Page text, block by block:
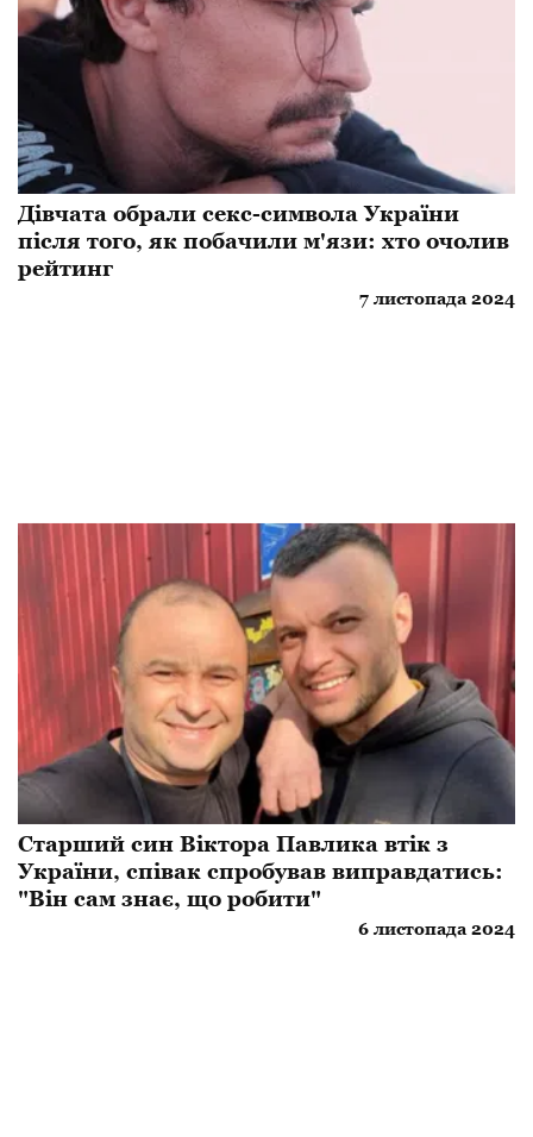
Дівчата обрали секс-символа України
після того, як побачили м'язи: хто очолив
рейтинг
7 листопада 2024
Старший син Віктора Павлика втік з
України, співак спробував виправдатись:
"Він сам знає, що робити"
6 листопада 2024